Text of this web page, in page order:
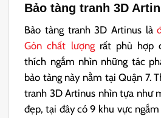
Bảo tàng tranh 3D
Bảo tàng tranh 3D Artinus là
Gòn chất lượngrất phù hợp
thích ngắm nhìn những tác
bảo tàng này nằm tại Quận 7.
tranh 3D Artinus nhìn tựa như
đẹp, tại đây có 9 khu vực